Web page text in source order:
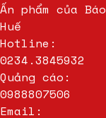
Ấn phẩm của
Huế
Hotline:
0234.3845932
Quảng cáo:
0988807506
Email: